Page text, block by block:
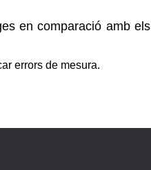
en comparació amb els
errors de mesura.